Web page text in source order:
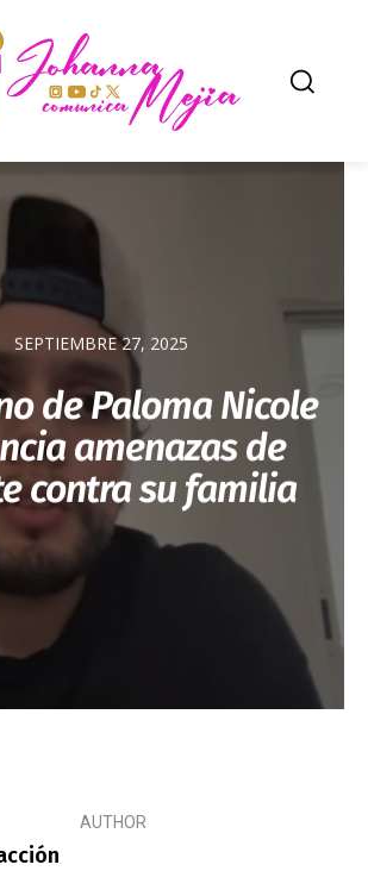
SEPTIEMBRE 27, 2025
de Paloma Nicole
amenazas de
contra su familia
AUTHOR